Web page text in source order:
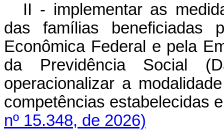
II - implementar as
das famílias beneficiadas
Econômica Federal e pela
da Previdência Social
operacionalizar a
competências
nº 15.348, de 2026)